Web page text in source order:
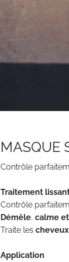
MASQUE
Contrôle
Traitement
Contrôle
Démêle, calme
Traite les
Application